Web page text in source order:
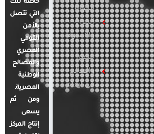
قضايا
المرأة
والأسرة
مصر
والعالم
في أرقام
خاصة تلك
التي تتصل
بالأمن
القومي
المصري
والمصالح
الوطنية
المصرية.
ومن ثم
يسعى
إنتاج المركز